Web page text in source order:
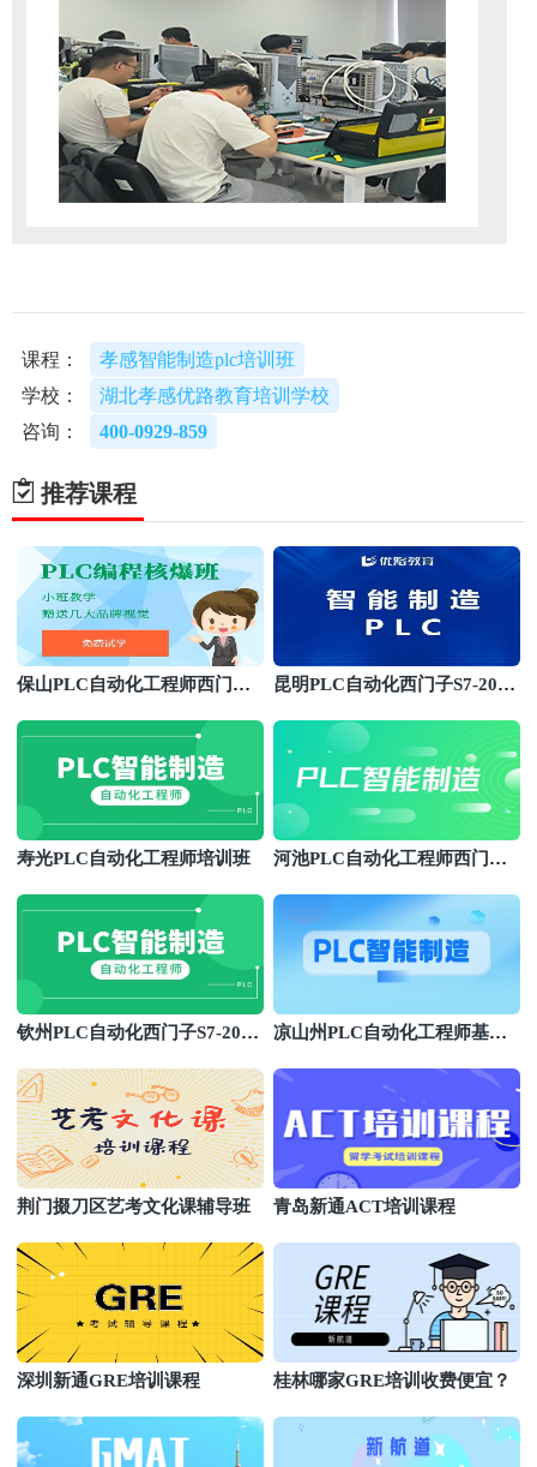
课程：
孝感智能制造plc培训班
学校：
湖北孝感优路教育培训学校
咨询：
400-0929-859
推荐课程
保山PLC自动化工程师西门子S
昆明PLC自动化西门子S7-200S
寿光PLC自动化工程师培训班
河池PLC自动化工程师西门子S
钦州PLC自动化西门子S7-200S
凉山州PLC自动化工程师基础
荆门掇刀区艺考文化课辅导班 青岛新通ACT培训课程
深圳新通GRE培训课程 桂林哪家GRE培训收费便宜？